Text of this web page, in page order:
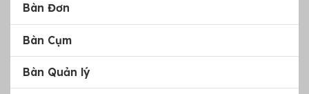
Bàn Đơn
Bàn Cụm
Bàn Quản lý